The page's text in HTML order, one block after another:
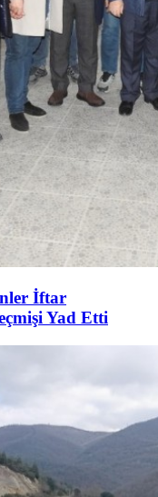
İftar
Yad Etti